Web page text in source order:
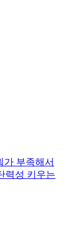
부족해서
력성 키우는